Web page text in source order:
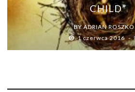
CHILD”
BYADRIAN ROSZKO
1 czerwca 2016